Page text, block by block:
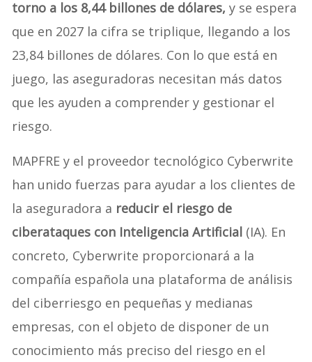
torno a los 8,44 billones de dólares, y se espera
que en 2027 la cifra se triplique, llegando a los
23,84 billones de dólares. Con lo que está en
juego, las aseguradoras necesitan más datos
que les ayuden a comprender y gestionar el
riesgo.
MAPFRE y el proveedor tecnológico Cyberwrite
han unido fuerzas para ayudar a los clientes de
la aseguradora a reducir el riesgo de
ciberataques con Inteligencia Artificial (IA). En
concreto, Cyberwrite proporcionará a la
compañía española una plataforma de análisis
del ciberriesgo en pequeñas y medianas
empresas, con el objeto de disponer de un
conocimiento más preciso del riesgo en el